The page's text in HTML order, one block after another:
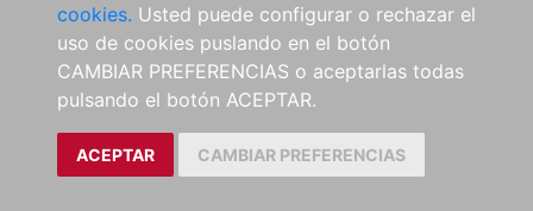
cookies. Usted puede configurar o rechazar el
uso de cookies puslando en el botón
CAMBIAR PREFERENCIAS o aceptarlas todas
pulsando el botón ACEPTAR.
ACEPTAR CAMBIAR PREFERENCIAS